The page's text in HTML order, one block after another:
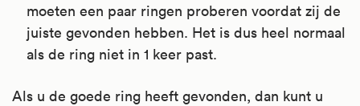
moeten een paar ringen proberen voordat zij de
juiste gevonden hebben. Het is dus heel normaal
als de ring niet in 1 keer past.
Als u de goede ring heeft gevonden, dan kunt u